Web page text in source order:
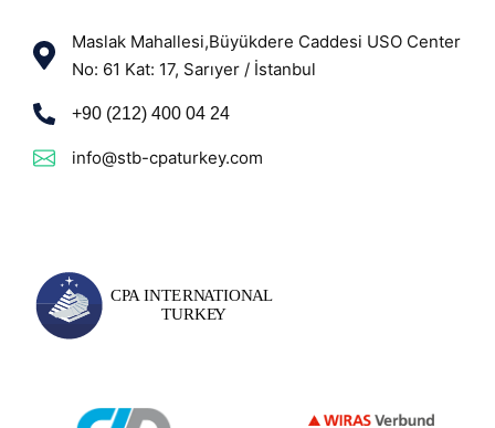
Maslak Mahallesi,Büyükdere Caddesi USO Center
No: 61 Kat: 17, Sarıyer / İstanbul
+90 (212) 400 04 24
info@stb-cpaturkey.com